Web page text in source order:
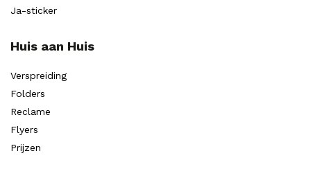
Ja-sticker
Huis aan Huis
Verspreiding
Folders
Reclame
Flyers
Prijzen